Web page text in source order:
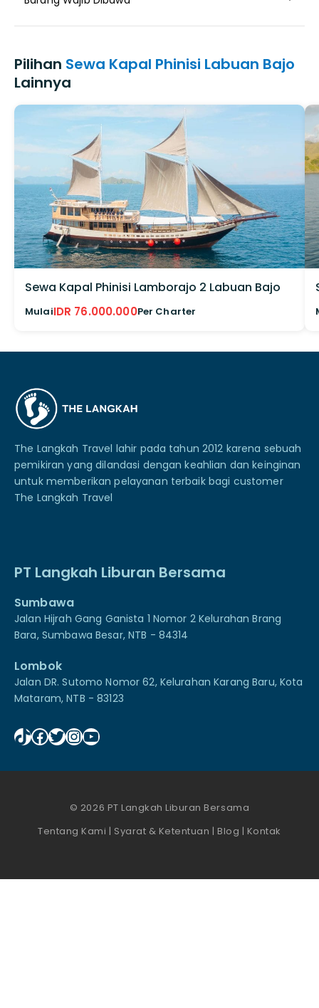
Pilihan Sewa Kapal Phinisi Labuan Bajo
Lainnya
Sewa Kapal Phinisi Lamborajo 2 Labuan Bajo
MulaiIDR 76.000.000Per Charter
The Langkah Travel lahir pada tahun 2012 karena sebuah
pemikiran yang dilandasi dengan keahlian dan keinginan
untuk memberikan pelayanan terbaik bagi customer
The Langkah Travel
PT Langkah Liburan Bersama
Sumbawa
Jalan Hijrah Gang Ganista 1 Nomor 2 Kelurahan Brang
Bara, Sumbawa Besar, NTB - 84314
Lombok
Jalan DR. Sutomo Nomor 62, Kelurahan Karang Baru, Kota
Mataram, NTB - 83123
TikTok
Facebook
Twitter
Instagram
YouTube
© 2026 PT Langkah Liburan Bersama
Tentang Kami | Syarat & Ketentuan | Blog | Kontak